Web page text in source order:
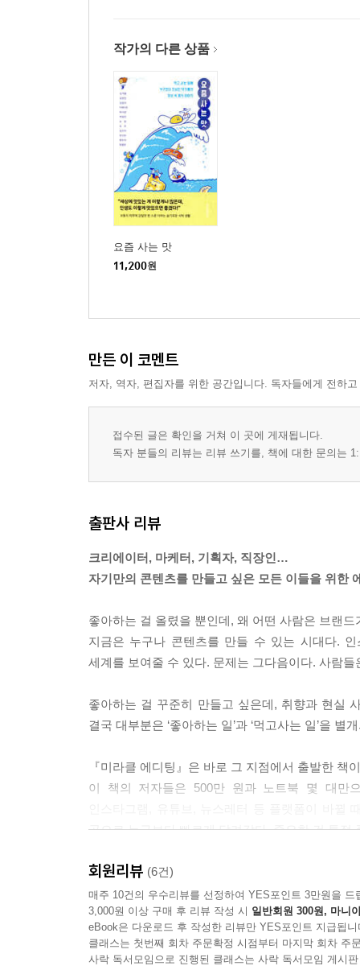
작가의 다른 상품
요즘 사는 맛
11,200원
만든 이 코멘트
저자, 역자, 편집자를 위한 공간입니다. 독자들에게 전하
접수된 글은 확인을 거쳐 이 곳에 게재됩니다.
독자 분들의 리뷰는 리뷰 쓰기를, 책에 대한 문의는
출판사 리뷰
크리에이터, 마케터, 기획자, 직장인…
자기만의 콘텐츠를 만들고 싶은 모든 이들을 위한
좋아하는 걸 올렸을 뿐인데, 왜 어떤 사람은 브랜
지금은 누구나 콘텐츠를 만들 수 있는 시대다.
세계를 보여줄 수 있다. 문제는 그다음이다. 사람
좋아하는 걸 꾸준히 만들고 싶은데, 취향과 현실
결국 대부분은 ‘좋아하는 일’과 ‘먹고사는 일’을 별
『미라클 에디팅』은 바로 그 지점에서 출발한 책
이 책의 저자들은 500만 원과 노트북 몇 대만
곳으로 누구보다 빠르게 달려갔다. 중요한 건 특정
그래서 이 책은 흔한 콘텐츠 제작 매뉴얼과 다르다
사람들이 왜 어떤 콘텐츠에 반응하고, 왜 어떤 사
취향을 취향으로 끝내지 않고, 관계와 브랜드, 결
특히 흥미로운 점은 이 책이 성공한 결과보다 ‘
회원리뷰 (6건)
매주 10건의 우수리뷰를 선정하여 YES포인트 3만원을 드
3,000원 이상 구매 후 리뷰 작성 시 일반회원 300원, 마니
eBook은 다운로드 후 작성한 리뷰만 YES포인트 지급됩니
클래스는 첫번째 회차 주문확정 시점부터 마지막 회차 주
사락 독서모임으로 진행된 클래스는 사락 독서모임 게시